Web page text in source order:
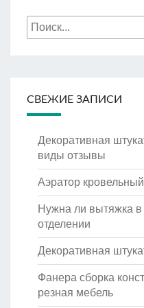
Искать:
СВЕЖИЕ ЗАПИСИ
Декоративная
виды отзывы
Аэратор
Нужна ли вытяжка
отделении
Декоративная
Фанера сборка
резная мебель